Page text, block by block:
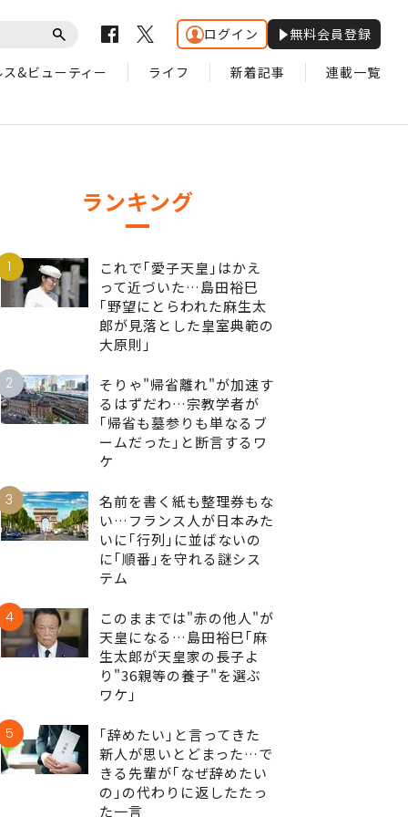
ログイン 無料会員登録
ス&ビューティー ライフ 新着記事 連載一覧
ランキング
1
これで｢愛子天皇｣はかえ
って近づいた…島田裕巳
｢野望にとらわれた麻生太
郎が見落とした皇室典範の
大原則｣
2
そりゃ"帰省離れ"が加速す
るはずだわ…宗教学者が
｢帰省も墓参りも単なるブ
ームだった｣と断言するワ
ケ
3
名前を書く紙も整理券もな
い…フランス人が日本みた
いに｢行列｣に並ばないの
に｢順番｣を守れる謎シス
テム
4
このままでは"赤の他人"が
天皇になる…島田裕巳｢麻
生太郎が天皇家の長子よ
り"36親等の養子"を選ぶ
ワケ｣
5
｢辞めたい｣と言ってきた
新人が思いとどまった…で
きる先輩が｢なぜ辞めたい
の｣の代わりに返したたっ
た一言